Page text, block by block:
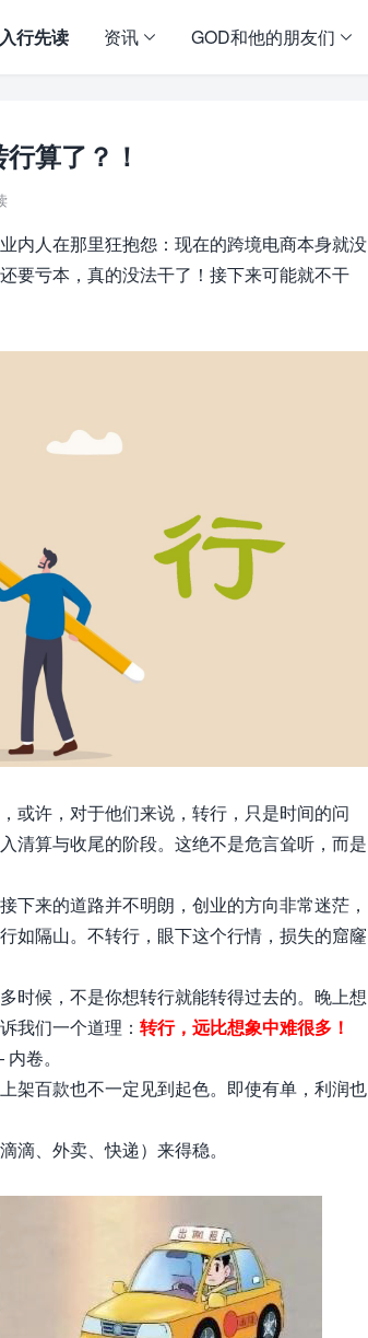
入行先读 资讯 GOD和他的朋友们
算了？！
内人在那里狂抱怨：现在的跨境电商本身就没
要亏本，真的没法干了！接下来可能就不干
或许，对于他们来说，转行，只是时间的问
清算与收尾的阶段。这绝不是危言耸听，而是
下来的道路并不明朗，创业的方向非常迷茫，
如隔山。不转行，眼下这个行情，损失的窟窿
时候，不是你想转行就能转得过去的。晚上想
我们一个道理： 转行，远比想象中难很多！
卷。
架百款也不一定见到起色。即使有单，利润也
滴滴、外卖、快递）来得稳。